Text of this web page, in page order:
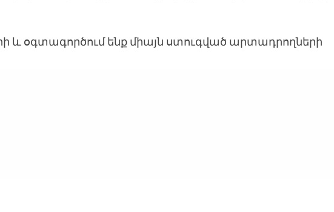
օգտագործում ենք միայն ստուգված արտադրողների